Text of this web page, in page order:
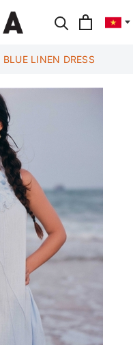
BLUE LINEN DRESS